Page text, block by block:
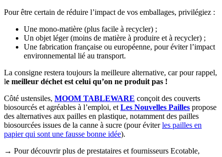
Pour être certain de réduire l’impact de vos emballages, privilégiez :
Une mono-matière (plus facile à recycler) ;
Un objet léger (moins de matière à produire et à recycler) ;
Une fabrication française ou européenne, pour éviter l’impact
environnemental lié au transport.
La consigne restera toujours la meilleure alternative, car pour rappel,
le meilleur déchet est celui qu’on ne produit pas !
Côté ustensiles, MOOM TABLEWARE conçoit des couverts
biosourcés et agréables à l’emploi, et Les Nouvelles Pailles propose
des alternatives aux pailles en plastique, notamment des pailles
biosourcées issues de la canne à sucre (pour éviterles pailles en
papier qui sont une fausse bonne idée).
→ Pour découvrir plus de prestataires et fournisseurs Ecotable,